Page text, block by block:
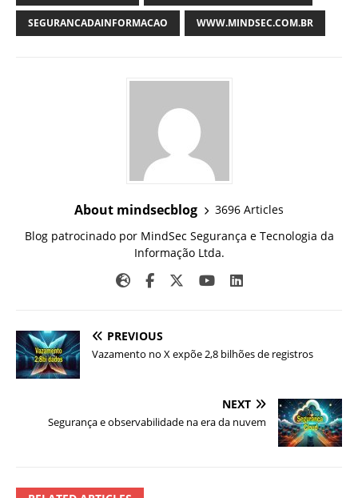
SEGURANCADAINFORMACAO WWW.MINDSEC.COM.BR
About mindsecblog
3696 Articles
Blog patrocinado por MindSec Segurança e Tecnologia da
Informação Ltda.
PREVIOUS
Vazamento no X expõe 2,8 bilhões de registros
NEXT
Segurança e observabilidade na era da nuvem